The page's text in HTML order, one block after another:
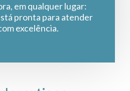
em qualquer lugar:
pronta para atender
excelência.